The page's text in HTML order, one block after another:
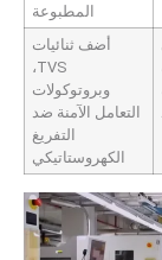
المطبوعة
أضف ثنائيات
TVS،
وبروتوكولات
التعامل الآمنة ضد
التفريغ
الكهروستاتيكي